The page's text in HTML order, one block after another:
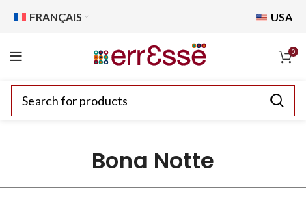
FRANÇAIS USA
0
Bona Notte